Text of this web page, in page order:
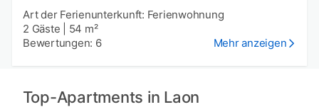
Art der Ferienunterkunft: Ferienwohnung
2 Gäste
54 m²
Bewertungen: 6
Mehr anzeigen
Top-Apartments in Laon